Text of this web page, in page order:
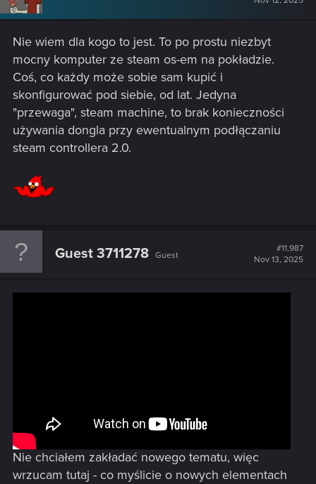
Nie wiem dla kogo to jest. To po prostu niezbyt
mocny komputer ze steam os-em na pokładzie.
Coś, co każdy może sobie sam kupić i
skonfigurować pod siebie, od lat. Jedyna
"przewaga", steam machine, to brak konieczności
używania dongla przy ewentualnym podłączaniu
steam controllera 2.0.
Guest 3711278 Guest
#11,987
Nov 13, 2025
Nie chciałem zakładać nowego tematu, więc
wrzucam tutaj - co myślicie o nowych elementach